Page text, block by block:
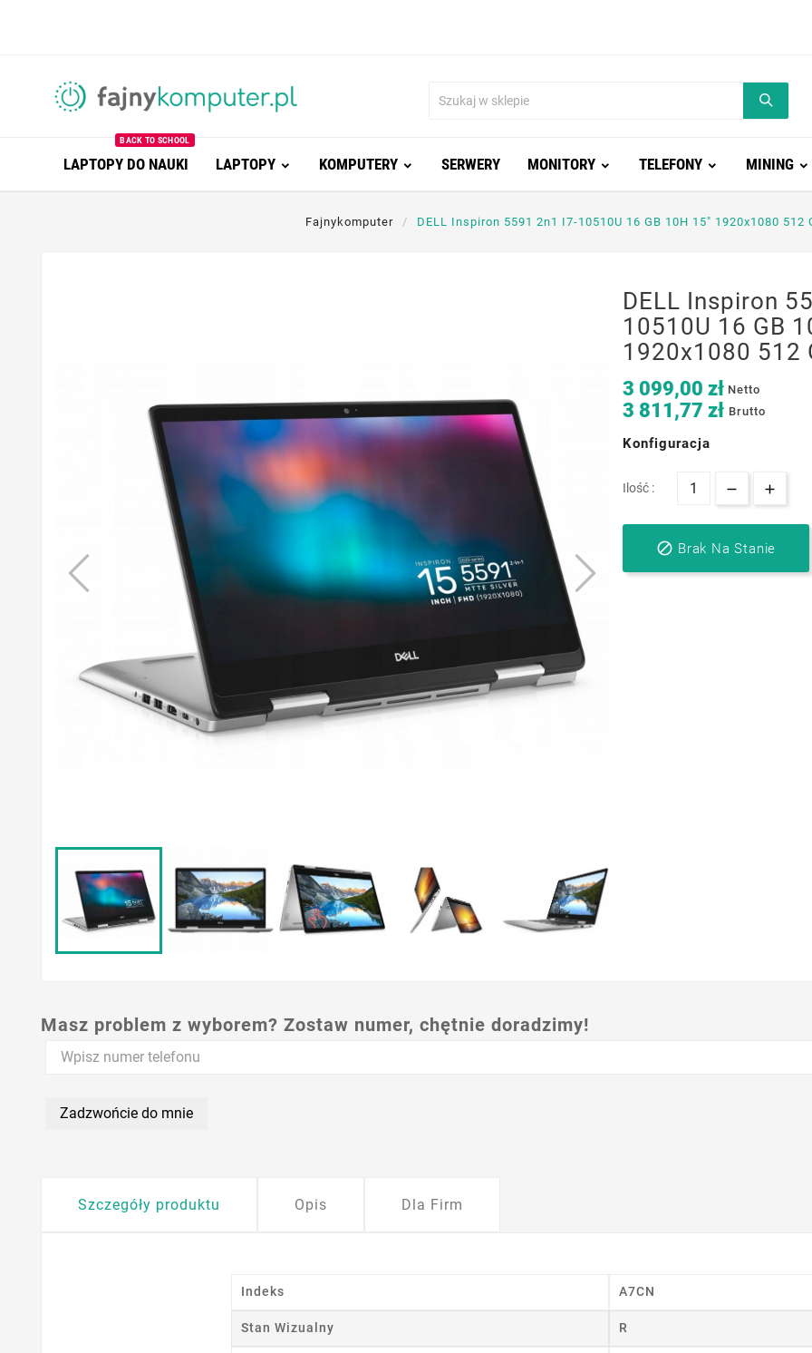
LAPTOPY DO NAUKI
BACK TO SCHOOL
LAPTOPY KOMPUTERY SERWERY MONITORY TELEFONY MINING
Fajnykomputer DELL Inspiron 5591 2n1 I7-10510U 16 GB 10H 15" 1920x1080 512
DELL Inspiron
10510U 16 GB
1920x1080 512
3 099,00 zł Netto
3 811,77 zł Brutto
Konfiguracja
Ilość :
 Brak Na Stanie
Masz problem z wyborem? Zostaw numer, chętnie doradzimy!
Zadzwońcie do mnie
Szczegóły produktu Opis Dla Firm
Indeks A7CN
Stan Wizualny R